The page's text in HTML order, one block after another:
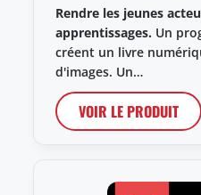
Rendre les jeunes
apprentissages. Un
créent un livre
d'images. Un…
VOIR LE PRODUIT